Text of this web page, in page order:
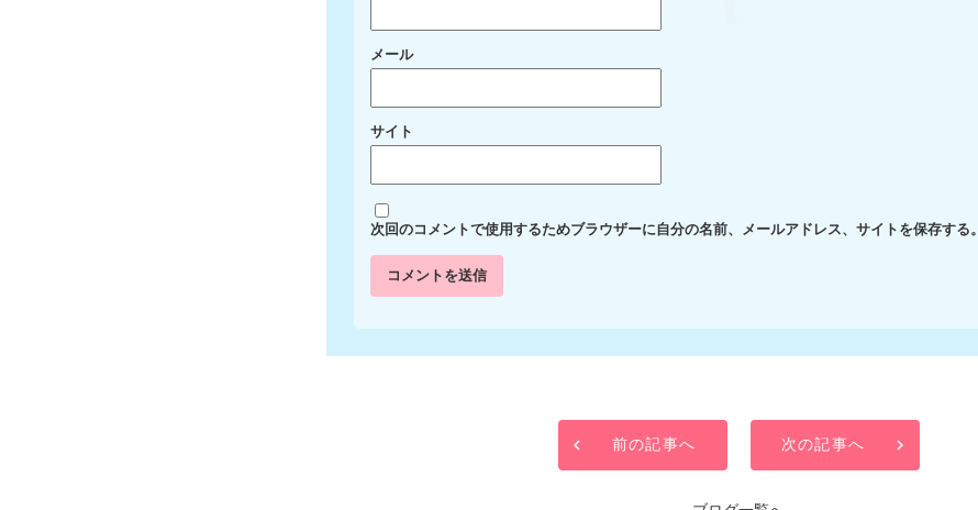
メール
サイト
次回のコメントで使用するためブラウザーに自分の名前、メールアドレス、サイトを保存する。
前の記事へ 次の記事へ